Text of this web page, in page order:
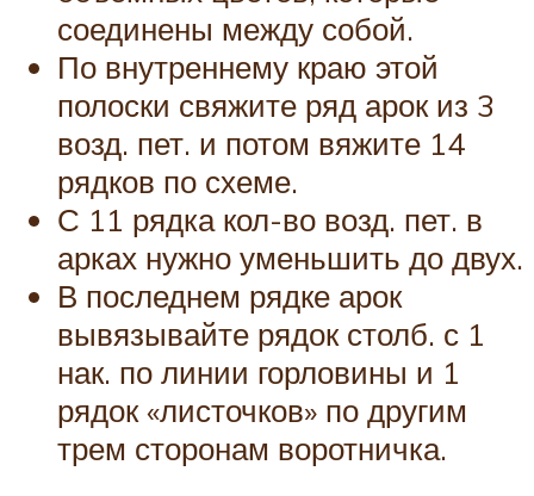
соединены между собой.
По внутреннему краю этой
полоски свяжите ряд арок из 3
возд. пет. и потом вяжите 14
рядков по схеме.
С 11 рядка кол-во возд. пет. в
арках нужно уменьшить до двух.
В последнем рядке арок
вывязывайте рядок столб. с 1
нак. по линии горловины и 1
рядок «листочков» по другим
трем сторонам воротничка.